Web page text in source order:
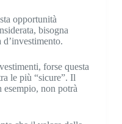
opportunità
bisogna
d’investimento.
forse questa
le più “sicure”. Il
non potrà